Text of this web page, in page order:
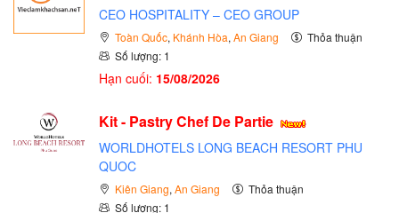
CEO HOSPITALITY – CEO GROUP
Toàn Quốc, Khánh Hòa, An Giang
Thỏa thuận
Số lượng: 1
Hạn cuối: 15/08/2026
Kit - Pastry Chef De Partie
WORLDHOTELS LONG BEACH RESORT PHU
QUOC
Kiên Giang, An Giang
Thỏa thuận
Số lượng: 1